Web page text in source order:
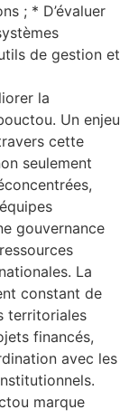
; * D’évaluer
de gestion et
la
Un enjeu
cette
seulement
gouvernance
La
constant de
territoriales
financés,
avec les
marque